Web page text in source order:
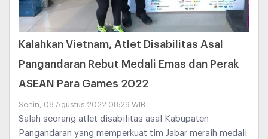
Kalahkan Vietnam, Atlet Disabilitas Asal
Pangandaran Rebut Medali Emas dan Perak
ASEAN Para Games 2022
Senin, 08 Agustus 2022 08:29 WIB
Salah seorang atlet disabilitas asal Kabupaten
Pangandaran yang memperkuat tim Jabar meraih medali